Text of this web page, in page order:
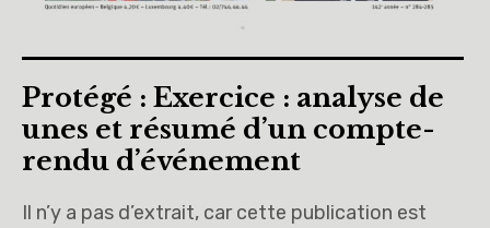
Protégé : Exercice : analyse de
unes et résumé d’un compte-
rendu d’événement
Il n’y a pas d’extrait, car cette publication est